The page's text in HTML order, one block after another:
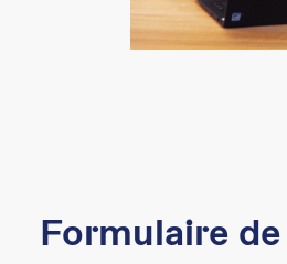
Formulaire